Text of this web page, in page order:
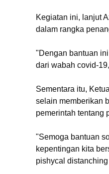
Kegiatan ini, lanjut
dalam rangka
"Dengan bantuan
dari wabah covid-
Sementara itu,
selain memberikan
pemerintah tentang
"Semoga bantuan
kepentingan kita
pishycal